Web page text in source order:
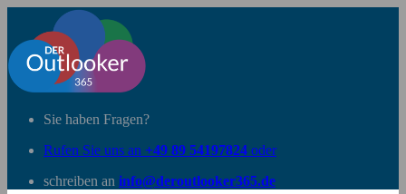
Sie haben Fragen?
Rufen Sie uns an +49 89 54197824 oder
schreiben an info@deroutlooker365.de